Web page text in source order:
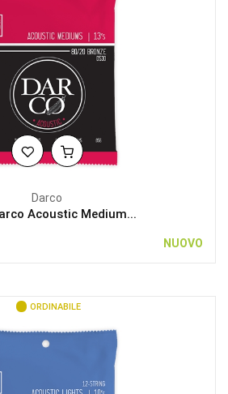
Darco
Acoustic Medium...
NUOVO
ORDINABILE